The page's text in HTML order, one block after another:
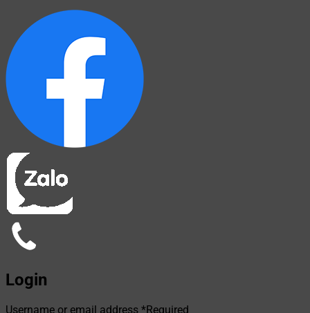
Login
Username or email address *Required